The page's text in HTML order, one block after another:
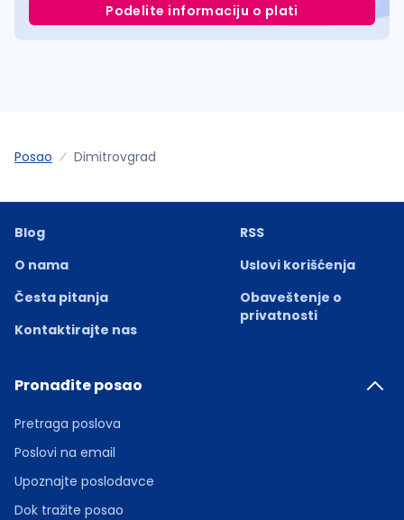
Podelite informaciju o plati
Posao Dimitrovgrad
Blog
O nama
Česta pitanja
Kontaktirajte nas
RSS
Uslovi korišćenja
Obaveštenje o
privatnosti
Pronađite posao
Pretraga poslova
Poslovi na email
Upoznajte poslodavce
Dok tražite posao